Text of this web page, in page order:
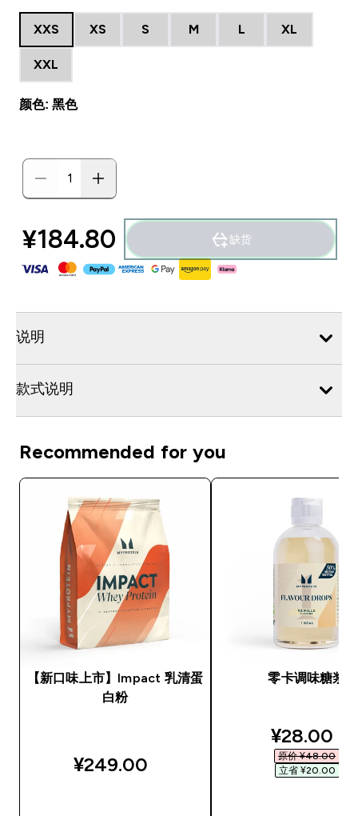
XXS XS S M L XL
XXL
颜色: 黑色
¥184.80‎ 缺货
说明
款式说明
Recommended for you
【新口味上市】Impact 乳清蛋
白粉
¥249.00‎
零卡调味糖浆
¥28.00‎
原价 ¥48.00‎
立省 ¥20.00‎